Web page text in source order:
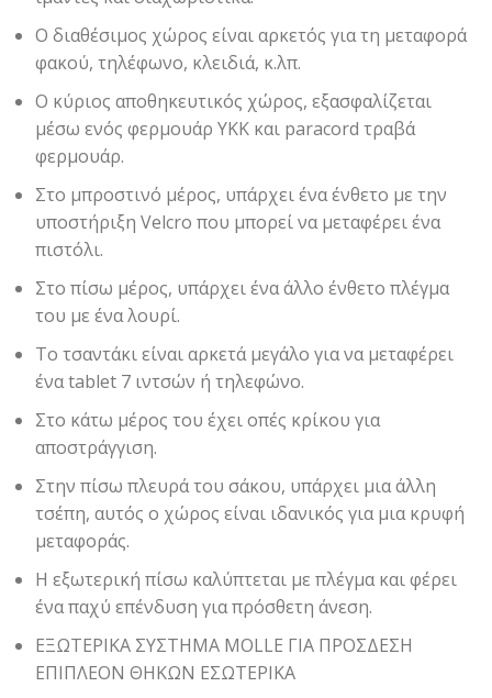
Ο διαθέσιμος χώρος είναι αρκετός για τη μεταφορά
φακού, τηλέφωνο, κλειδιά, κ.λπ.
Ο κύριος αποθηκευτικός χώρος, εξασφαλίζεται
μέσω ενός φερμουάρ YKK και paracord τραβά
φερμουάρ.
Στο μπροστινό μέρος, υπάρχει ένα ένθετο με την
υποστήριξη Velcro που μπορεί να μεταφέρει ένα
πιστόλι.
Στο πίσω μέρος, υπάρχει ένα άλλο ένθετο πλέγμα
του με ένα λουρί.
Το τσαντάκι είναι αρκετά μεγάλο για να μεταφέρει
ένα tablet 7 ιντσών ή τηλεφώνο.
Στο κάτω μέρος του έχει οπές κρίκου για
αποστράγγιση.
Στην πίσω πλευρά του σάκου, υπάρχει μια άλλη
τσέπη, αυτός ο χώρος είναι ιδανικός για μια κρυφή
μεταφοράς.
Η εξωτερική πίσω καλύπτεται με πλέγμα και φέρει
ένα παχύ επένδυση για πρόσθετη άνεση.
ΕΞΩΤΕΡΙΚΑ ΣΥΣΤΗΜΑ MOLLE ΓΙΑ ΠΡΟΣΔΕΣΗ
ΕΠΙΠΛΕΟΝ ΘΗΚΩΝ ΕΣΩΤΕΡΙΚΑ